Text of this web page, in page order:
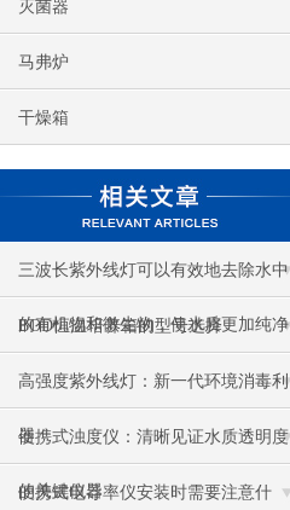
灭菌器
马弗炉
干燥箱
三波长紫外线灯可以有效地去除水中
的有机物和微生物，使水质更加纯净
BOD恒温培养箱的型号选择
高强度紫外线灯：新一代环境消毒利
器
便携式浊度仪：清晰见证水质透明度
的关键仪器
便携式电导率仪安装时需要注意什